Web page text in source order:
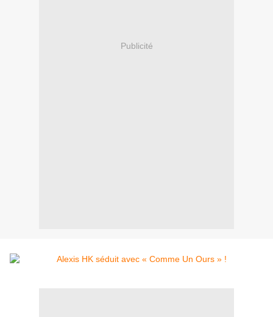
Publicité